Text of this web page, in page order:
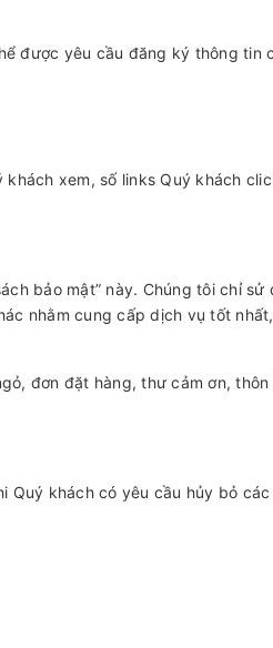
được yêu cầu đăng ký thông tin
xem, số links Quý khách
bảo mật” này. Chúng tôi chỉ
nhằm cung cấp dịch vụ tốt
đơn đặt hàng, thư cảm ơn,
khách có yêu cầu hủy bỏ